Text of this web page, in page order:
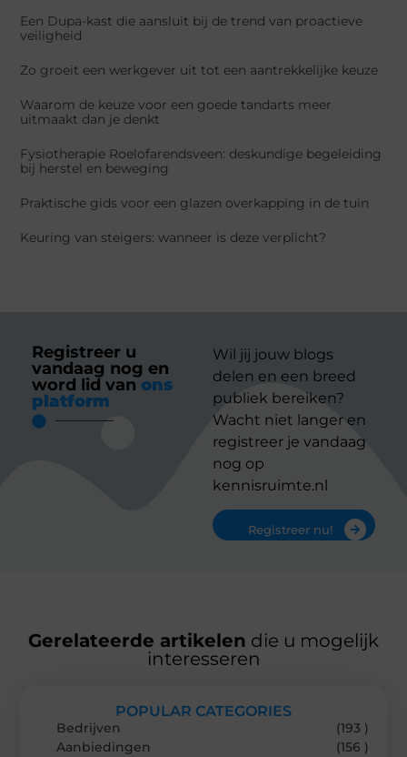
Een Dupa-kast die aansluit bij de trend van proactieve
veiligheid
Zo groeit een werkgever uit tot een aantrekkelijke keuze
Waarom de keuze voor een goede tandarts meer
uitmaakt dan je denkt
Fysiotherapie Roelofarendsveen: deskundige begeleiding
bij herstel en beweging
Praktische gids voor een glazen overkapping in de tuin
Keuring van steigers: wanneer is deze verplicht?
Registreer u
vandaag nog en
word lid van ons
platform
Wil jij jouw blogs
delen en een breed
publiek bereiken?
Wacht niet langer en
registreer je vandaag
nog op
kennisruimte.nl
Registreer nu!
Gerelateerde artikelen die u mogelijk
interesseren
POPULAR CATEGORIES
Bedrijven
(193 )
Aanbiedingen
(156 )